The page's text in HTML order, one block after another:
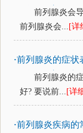
列腺炎哪家好？
前列腺炎会
前列腺炎会... [详
·前列腺炎的症状
列腺炎哪家医院
前列腺炎的
好? 要说前... [详
·前列腺炎疾病的